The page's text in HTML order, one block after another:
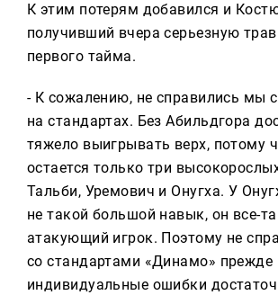
К этим потерям добавился и
получивший вчера серьезную
первого тайма.
- К сожалению, не справились мы
на стандартах. Без Абильдгора
тяжело выигрывать верх, потому
остается только три
Тальби, Уремович и Онугха. У
не такой большой навык, он все-
атакующий игрок. Поэтому не
со стандартами «Динамо» прежде
индивидуальные ошибки